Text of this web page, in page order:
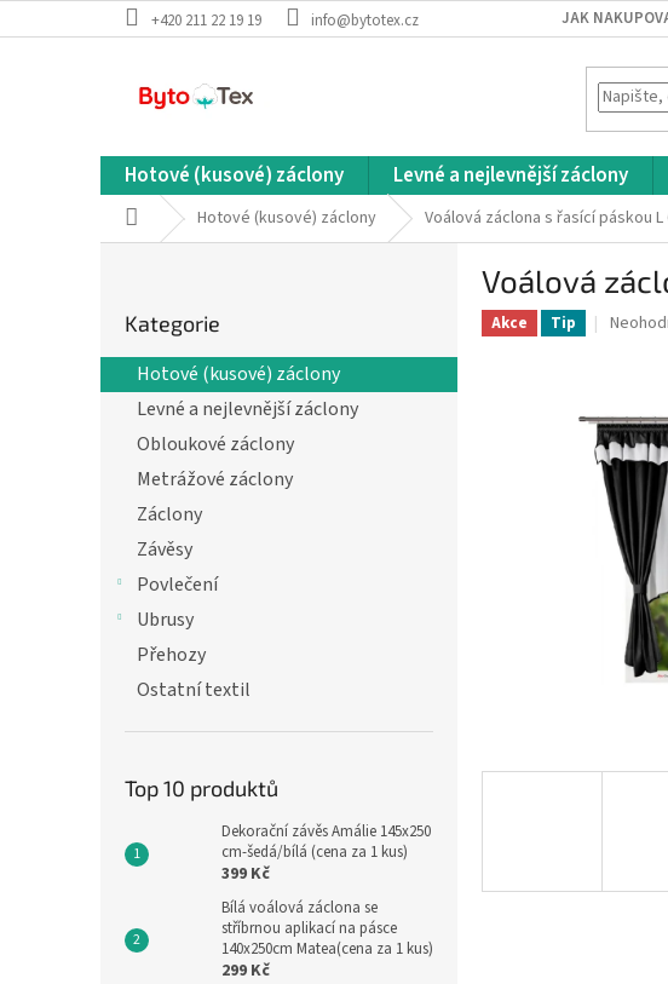
na
+420 211 22 19 19 info@bytotex.cz JAK
Hotové (kusové) záclony Levné a nejlevnější záclony
Domů Hotové (kusové) záclony Voálová záclona s řasící páskou L
r
a
kategorie
Kategorie
Hotové (kusové) záclony
Levné a nejlevnější záclony
Obloukové záclony
Metrážové záclony
Záclony
Závěsy
Povlečení
Ubrusy
Přehozy
Ostatní textil
Top 10 produktů
Dekorační závěs Amálie 145x250
cm-šedá/bílá (cena za 1 kus)
399 Kč
Bílá voálová záclona se
stříbrnou aplikací na pásce
140x250cm Matea(cena za 1 kus)
299 Kč
Voálová
Akce Tip
0,0
z
5